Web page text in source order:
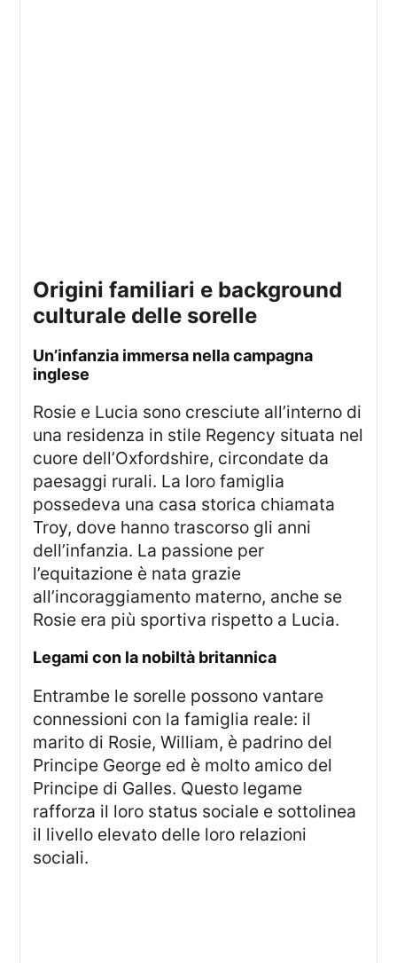
origini familiari e background
culturale delle sorelle
un’infanzia immersa nella campagna
inglese
Rosie e Lucia sono cresciute all’interno di
una residenza in stile Regency situata nel
cuore dell’Oxfordshire, circondate da
paesaggi rurali. La loro famiglia
possedeva una casa storica chiamata
Troy, dove hanno trascorso gli anni
dell’infanzia. La passione per
l’equitazione è nata grazie
all’incoraggiamento materno, anche se
Rosie era più sportiva rispetto a Lucia.
legami con la nobiltà britannica
Entrambe le sorelle possono vantare
connessioni con la famiglia reale: il
marito di Rosie, William, è padrino del
Principe George ed è molto amico del
Principe di Galles. Questo legame
rafforza il loro status sociale e sottolinea
il livello elevato delle loro relazioni
sociali.